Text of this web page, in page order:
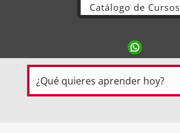
Catálogo de Cursos